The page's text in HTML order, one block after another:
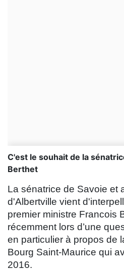
C'est le souhait de la
Berthet
La sénatrice de Savoie et
d'Albertville vient
premier ministre Francois
récemment lors d’une
en particulier à propos de
Bourg Saint-Maurice qui
2016.